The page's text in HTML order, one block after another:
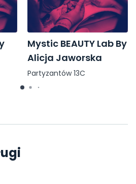
Mystic BEAUTY Lab By
Alicja Jaworska
Partyzantów 13C